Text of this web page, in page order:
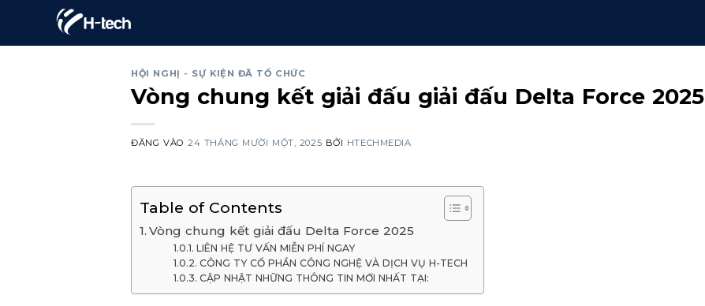
HỘI NGHỊ - SỰ KIỆN ĐÃ TỔ CHỨC
Vòng chung kết giải đấu giải đấu Delta Force 2025
ĐĂNG VÀO24 THÁNG MƯỜI MỘT, 2025 BỞI HTECHMEDIA
Table of Contents
Vòng chung kết giải đấu Delta Force 2025
LIÊN HỆ TƯ VẤN MIỄN PHÍ NGAY
CÔNG TY CỔ PHẦN CÔNG NGHỆ VÀ DỊCH VỤ H-TECH
CẬP NHẬT NHỮNG THÔNG TIN MỚI NHẤT TẠI: